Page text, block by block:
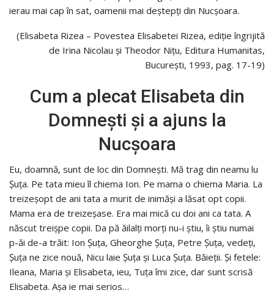
ierau mai cap în sat, oamenii mai deştepţi din Nucşoara.
(Elisabeta Rizea – Povestea Elisabetei Rizea, ediție îngrijită
de Irina Nicolau și Theodor Nițu, Editura Humanitas,
București, 1993, pag. 17-19)
Cum a plecat Elisabeta din
Domneşti şi a ajuns la
Nucşoara
Eu, doamnă, sunt de loc din Domneşti. Mă trag din neamu lu
Şuţa. Pe tata mieu îl chiema Ion. Pe mama o chiema Maria. La
treizeşopt de ani tata a murit de inimăşi a lăsat opt copii.
Mama era de treizeşase. Era mai mică cu doi ani ca tata. A
născut treişpe copii. Da pă ăilalţi morţi nu-i ştiu, îi ştiu numai
p-ăi de-a trăit: Ion Şuţa, Gheorghe Şuţa, Petre Şuţa, vedeţi,
Şuţa ne zice nouă, Nicu laie Şuţa şi Luca Şuţa. Băieţii. Şi fetele:
Ileana, Maria şi Elisabeta, ieu, Tuţa îmi zice, dar sunt scrisă
Elisabeta. Aşa ie mai serios…